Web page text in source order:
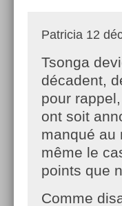
Patricia 12
Tsonga
décadent,
pour
ont soit
manqué au
même le
points que
Comme